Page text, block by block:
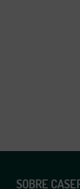
SOBRE